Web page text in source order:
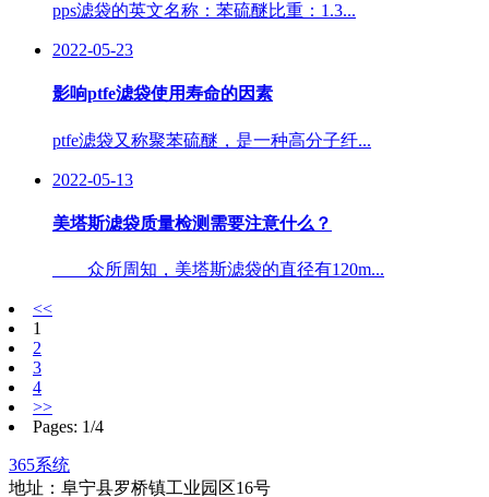
pps滤袋的英文名称：苯硫醚比重：1.3...
2022-05-23
影响ptfe滤袋使用寿命的因素
ptfe滤袋又称聚苯硫醚，是一种高分子纤...
2022-05-13
美塔斯滤袋质量检测需要注意什么？
众所周知，美塔斯滤袋的直径有120m...
<<
1
2
3
4
>>
Pages: 1/4
365系统
地址：阜宁县罗桥镇工业园区16号